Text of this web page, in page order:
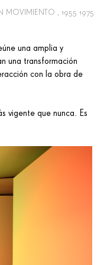
MOVIMIENTO , 1955 1975
una amplia y
una transformación
con la obra de
vigente que nunca. Es